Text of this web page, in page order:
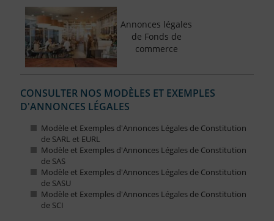
Annonces légales
de Fonds de
commerce
CONSULTER NOS MODÈLES ET EXEMPLES
D'ANNONCES LÉGALES
Modèle et Exemples d'Annonces Légales de Constitution
de SARL et EURL
Modèle et Exemples d'Annonces Légales de Constitution
de SAS
Modèle et Exemples d'Annonces Légales de Constitution
de SASU
Modèle et Exemples d'Annonces Légales de Constitution
de SCI